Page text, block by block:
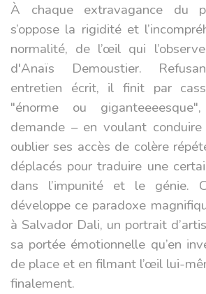
À chaque extravagance du
s’oppose la rigidité et
normalité, de l’œil qui
d'Anaïs Demoustier.
entretien écrit, il finit par
"énorme ou
demande – en voulant
oublier ses accès de colère
déplacés pour traduire une
dans l’impunité et le génie.
développe ce paradoxe
à Salvador Dali, un portrait
sa portée émotionnelle qu’en
de place et en filmant l’œil lui-
finalement.